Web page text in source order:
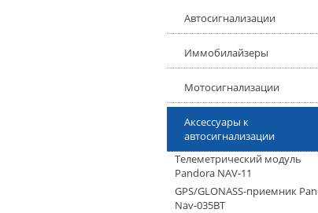
Автосигнализации
Иммобилайзеры
Мотосигнализации
Аксесcуары к
автосигнализации
Телеметрический модуль
Pandora NAV-11
GPS/GLONASS-приемник
Nav-035BT